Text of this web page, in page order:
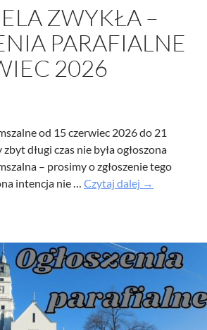
ZWYKŁA –
PARAFIALNE
2026
od 15 czerwiec 2026 do 21
długi czas nie była ogłoszona
– prosimy o zgłoszenie tego
intencja nie … Czytaj dalej XI
Ogłoszenia
parafialne
14
czerwiec
→